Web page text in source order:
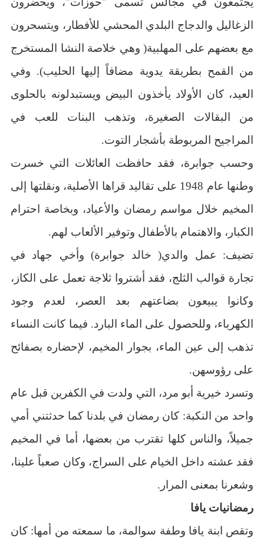
الزغاليل والدجاج البلدي المحشي للأفطار، ويتسحرون
مع بعضهم على المهلبية( وهي خلاصة النشا المستخرج
من القمح بطريقة يدوية مضافاً إليها الحليب). وفي
العيد، كان الأولاد يأخذون البيض ويستبدلونه بالحلوى
من البقالات الصغيرة، وتذهب البنات للعب في
المراجيح المربوطة بأشجار التوت.
وحسب جوابرة، فقد حافظت العائلات التي خسرت
وطنها عام 1948 على تقاليد قراها الأصلية، ونقلتها إلى
المخيم خلال مواسم رمضان والأعياد، وبخاصة احترام
الكبار، والاهتمام بالأطفال وتوفير الألعاب لهم.
تضيف: عمل والدي( خالد جوابرة) وأخي جهاد في
تجارة قوالب الثلج، فقد أشتروا ثلاجة تعمل على الكاز،
وكانوا يبيعون بضاعتهم بعد العصر، لعدم وجود
الكهرباء، وللحصول على الماء البارد. فيما كانت النساء
تذهب إلى عين الماء، بجوار المخيم، لإحضاره بصفائح
على رؤوسهن.
وتسرد خيرية أبو مرد، التي ولدت في الكفرين قبل عام
واحد من النكبة: كان رمضان في بلدنا كما حدثتني أمي
جميلاً، والناس كلها تقترب من بعضها، أما في المخيم
فقد عشته داخل الخيام على السراج، وكان صعباً علينا،
وشعرنا بمعنى المرار.
رمضانيات يافا
وتقص ابنة يافا وطفة سوالمة، ما سمعته من أمها: كان